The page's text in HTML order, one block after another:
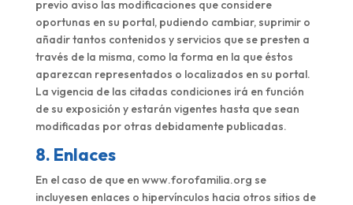
previo aviso las modificaciones que considere
oportunas en su portal, pudiendo cambiar, suprimir o
añadir tantos contenidos y servicios que se presten a
través de la misma, como la forma en la que éstos
aparezcan representados o localizados en su portal.
La vigencia de las citadas condiciones irá en función
de su exposición y estarán vigentes hasta que sean
modificadas por otras debidamente publicadas.
8. Enlaces
En el caso de que en www.forofamilia.org se
incluyesen enlaces o hipervínculos hacia otros sitios de